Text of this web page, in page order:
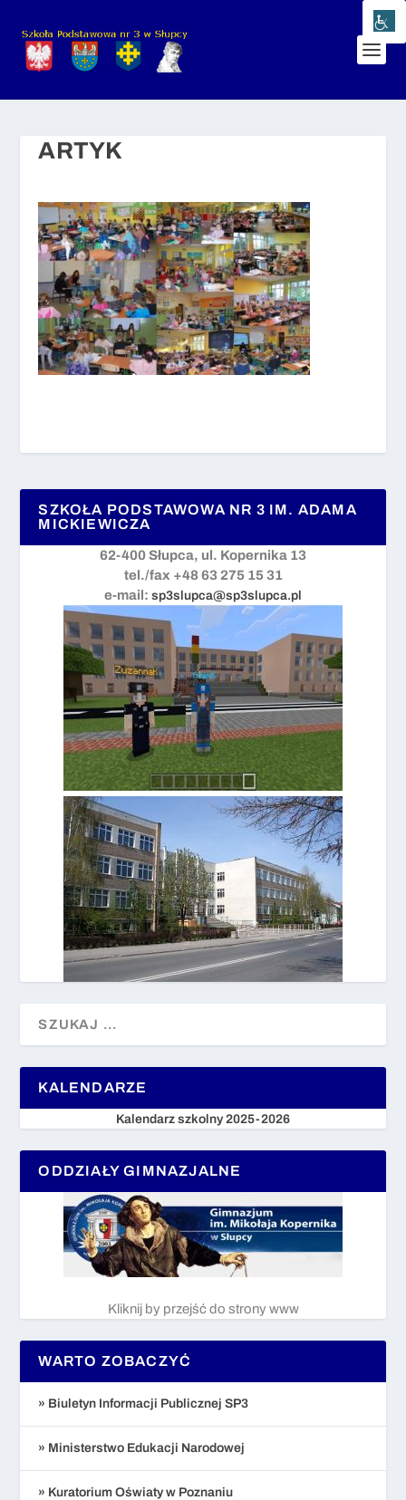
ARTYK
SZKOŁA PODSTAWOWA NR 3 IM. ADAMA
MICKIEWICZA
62-400 Słupca, ul. Kopernika 13
tel./fax +48 63 275 15 31
e-mail: sp3slupca@sp3slupca.pl
KALENDARZE
Kalendarz szkolny 2025-2026
ODDZIAŁY GIMNAZJALNE
Kliknij by przejść do strony www
WARTO ZOBACZYĆ
» Biuletyn Informacji Publicznej SP3
» Ministerstwo Edukacji Narodowej
» Kuratorium Oświaty w Poznaniu